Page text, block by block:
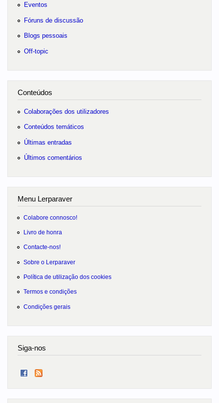
Eventos
Fóruns de discussão
Blogs pessoais
Off-topic
Conteúdos
Colaborações dos utilizadores
Conteúdos temáticos
Últimas entradas
Últimos comentários
Menu Lerparaver
Colabore connosco!
Livro de honra
Contacte-nos!
Sobre o Lerparaver
Política de utilização dos cookies
Termos e condições
Condições gerais
Siga-nos